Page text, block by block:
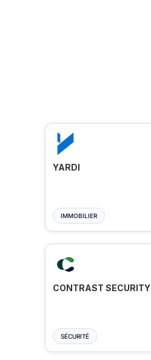
YARDI
IMMOBILIER
CONTRAST SECURITY
SÉCURITÉ